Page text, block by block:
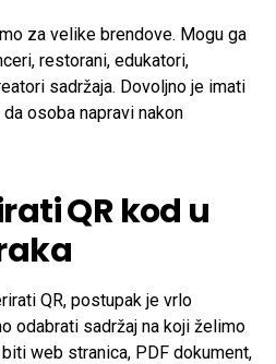
za velike brendove. Mogu ga
restorani, edukatori,
sadržaja. Dovoljno je imati
osoba napravi nakon
QR kod u
QR, postupak je vrlo
odabrati sadržaj na koji želimo
web stranica, PDF dokument,